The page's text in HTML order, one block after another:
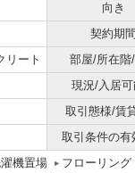
向き
契約期
リート
部屋/所在階
現況/入居
取引態様/賃
取引条件の有
機置場
フローリング